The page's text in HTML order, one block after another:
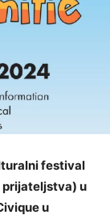
festival
prijateljstva) u
u